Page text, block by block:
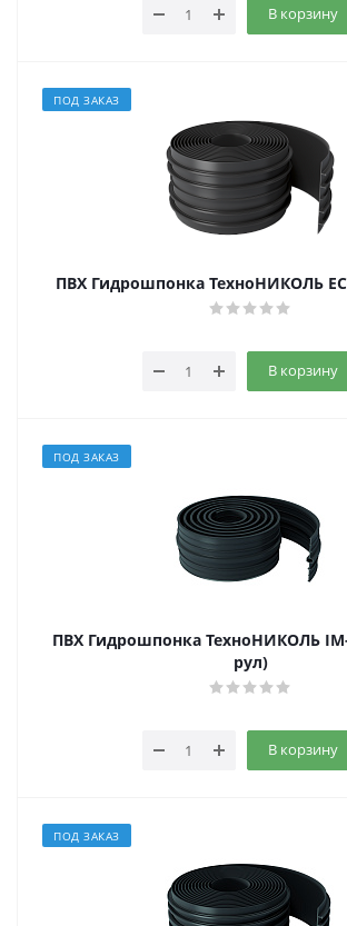
В корзину
ПОД ЗАКАЗ
ПВХ Гидрошпонка ТехноНИКОЛЬ
В корзину
ПОД ЗАКАЗ
ПВХ Гидрошпонка ТехноНИКОЛЬ
рул)
В корзину
ПОД ЗАКАЗ